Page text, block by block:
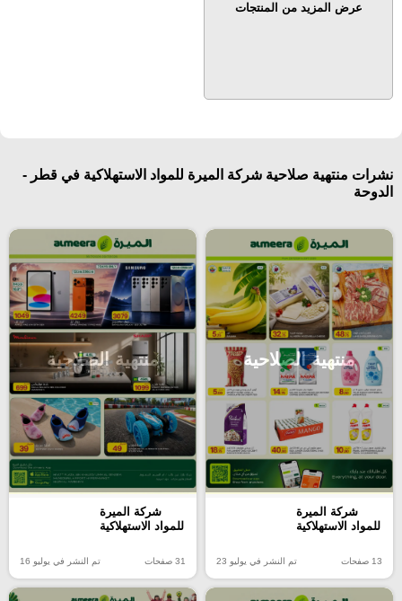
عرض المزيد من المنتجات
نشرات منتهية صلاحية شركة الميرة للمواد الاستهلاكية في قطر -
الدوحة
منتهية الصلاحية
شركة الميرة
للمواد الاستهلاكية
13 صفحات تم النشر في يوليو 23
منتهية الصلاحية
شركة الميرة
للمواد الاستهلاكية
31 صفحات تم النشر في يوليو 16